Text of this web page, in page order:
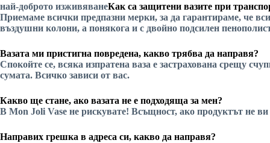
най-доброто изживяванеКак са защитени вазите при
Приемаме всички предпазни мерки, за да гарантираме, че
въздушни колони, а понякога и с двойно подсилен
Вазата ми пристигна повредена, какво трябва да направя?
Спокойте се, всяка изпратена ваза е застрахована срещу
сумата. Всичко зависи от вас.
Какво ще стане, ако вазата не е подходяща за мен?
В Mon Joli Vase не рискувате! Всъщност, ако продуктът не ви
Направих грешка в адреса си, какво да направя?